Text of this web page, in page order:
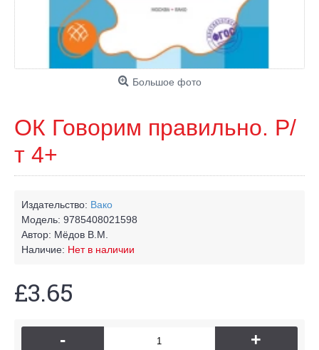
Большое фото
ОК Говорим правильно. Р/
т 4+
Издательство: Вако
Модель: 9785408021598
Автор: Мёдов В.М.
Наличие: Нет в наличии
£3.65
- +